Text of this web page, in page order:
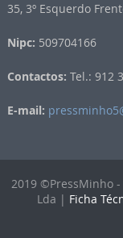
35, 3º Esquerdo
Nipc: 509704166
Contactos: Tel.: 912
E-mail:
2019 ©PressMinho
Lda | Ficha